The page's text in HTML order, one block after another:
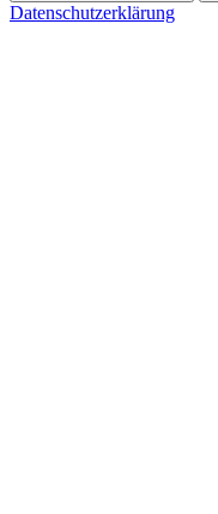
Datenschutzerklärung